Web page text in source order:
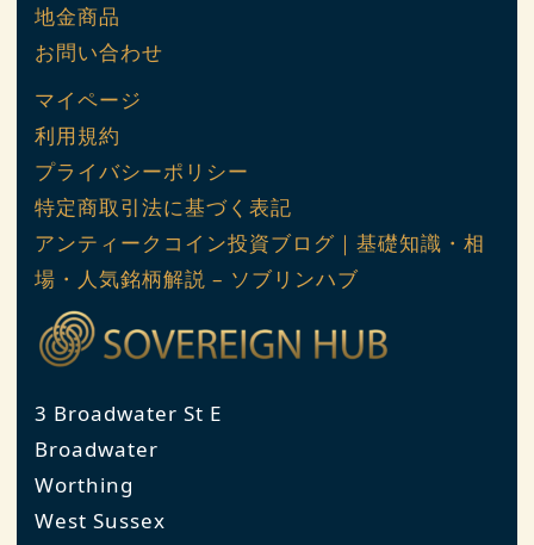
地金商品
お問い合わせ
マイページ
利用規約
プライバシーポリシー
特定商取引法に基づく表記
アンティークコイン投資ブログ｜基礎知識・相
場・人気銘柄解説 – ソブリンハブ
3 Broadwater St E
Broadwater
Worthing
West Sussex